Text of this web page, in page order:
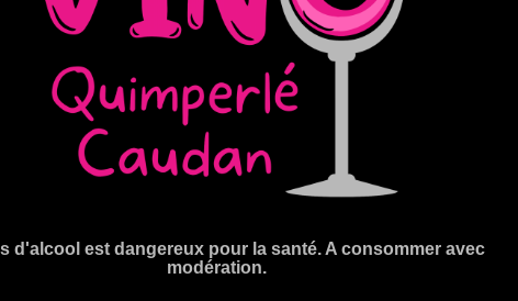
d'alcool est dangereux pour la santé. A consommer avec
modération.